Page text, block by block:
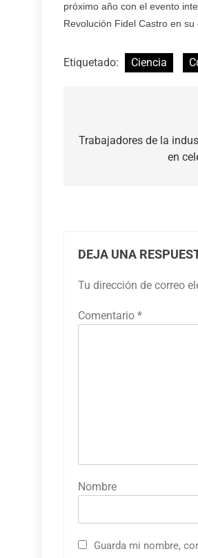
próximo año con el evento
Revolución Fidel Castro en su
Etiquetado: Ciencia
de
Trabajadores de la
en
DEJA UNA
Tu dirección de correo
Comentario *
Nombre
Guarda mi nombre,